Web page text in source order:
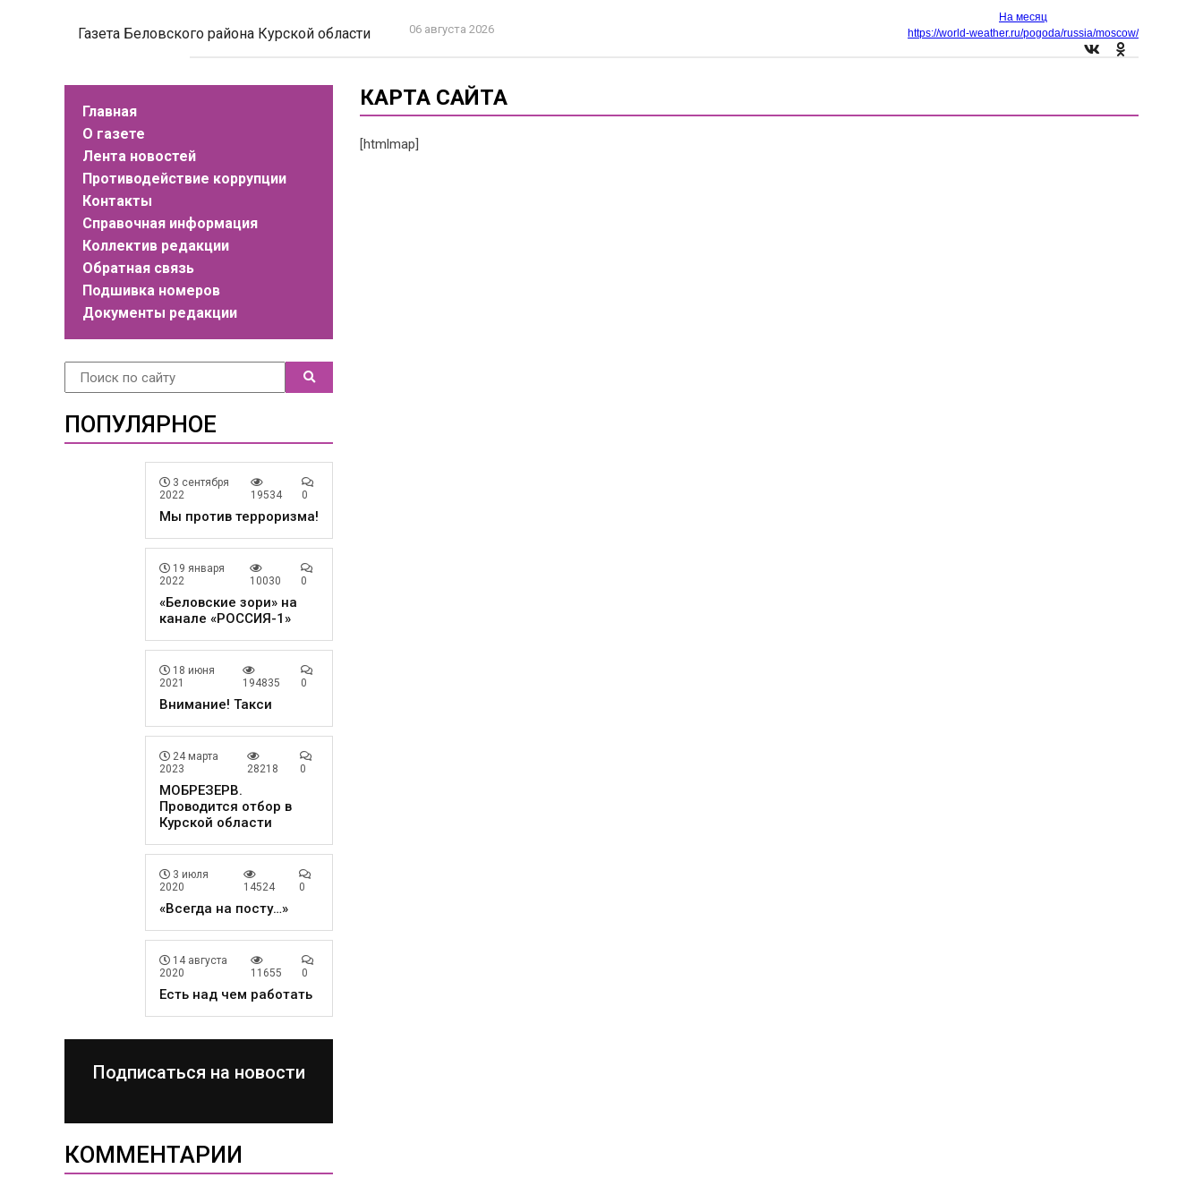
Газета Беловского района Курской области 06 августа 2026
На месяц
https://world-weather.ru/pogoda/russia/moscow/
Главная
О газете
Лента новостей
Противодействие коррупции
Контакты
Справочная информация
Коллектив редакции
Обратная связь
Подшивка номеров
Документы редакции
ПОПУЛЯРНОЕ
3 сентября
2022
19534 0
Мы против терроризма!
19 января
2022
10030 0
«Беловские зори» на
канале «РОССИЯ-1»
18 июня
2021
194835 0
Внимание! Такси
24 марта
2023
28218 0
МОБРЕЗЕРВ.
Проводится отбор в
Курской области
3 июля
2020
14524 0
«Всегда на посту…»
14 августа
2020
11655 0
Есть над чем работать
Подписаться на новости
КОММЕНТАРИИ
КАРТА САЙТА
[htmlmap]